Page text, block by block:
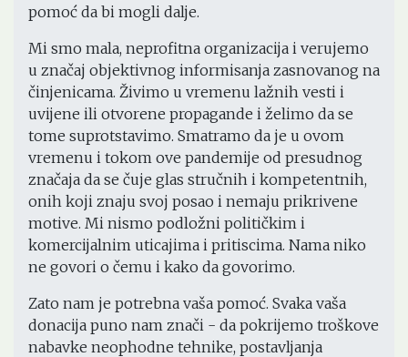
pomoć da bi mogli dalje.
Mi smo mala, neprofitna organizacija i verujemo
u značaj objektivnog informisanja zasnovanog na
činjenicama. Živimo u vremenu lažnih vesti i
uvijene ili otvorene propagande i želimo da se
tome suprotstavimo. Smatramo da je u ovom
vremenu i tokom ove pandemije od presudnog
značaja da se čuje glas stručnih i kompetentnih,
onih koji znaju svoj posao i nemaju prikrivene
motive. Mi nismo podložni političkim i
komercijalnim uticajima i pritiscima. Nama niko
ne govori o čemu i kako da govorimo.
Zato nam je potrebna vaša pomoć. Svaka vaša
donacija puno nam znači - da pokrijemo troškove
nabavke neophodne tehnike, postavljanja